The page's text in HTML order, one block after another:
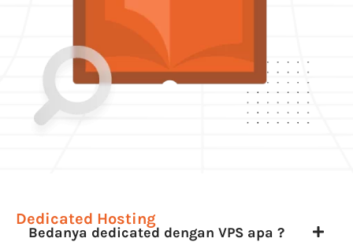
Dedicated Hosting
Bedanya dedicated dengan VPS apa ?